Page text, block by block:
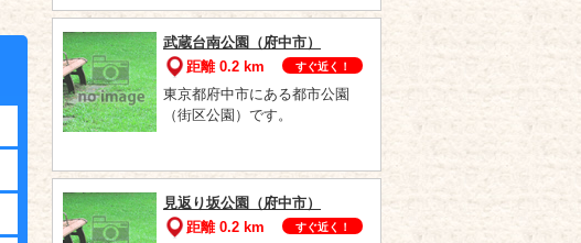
武蔵台南公園（府中市）
距離 0.2 km
すぐ近く！
東京都府中市にある都市公園
（街区公園）です。
見返り坂公園（府中市）
距離 0.2 km
すぐ近く！